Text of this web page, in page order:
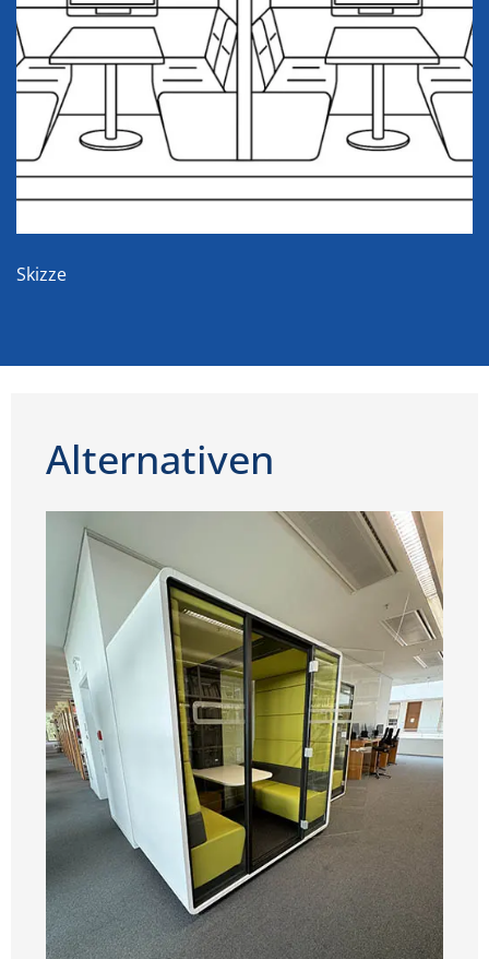
Skizze
Alternativen